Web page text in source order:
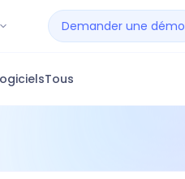
Demander une démo
Tous